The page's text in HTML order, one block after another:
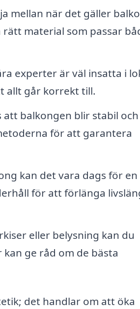
mellan när det gäller
material som passar
experter är väl insatta i
allt går korrekt till.
balkongen blir stabil och
för att garantera
kan det vara dags för en
för att förlänga
eller belysning kan du
ge råd om de bästa
det handlar om att öka